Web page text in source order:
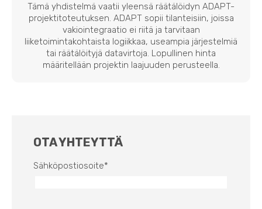
Tämä yhdistelmä vaatii yleensä räätälöidyn ADAPT-
projektitoteutuksen. ADAPT sopii tilanteisiin, joissa
vakiointegraatio ei riitä ja tarvitaan
liiketoimintakohtaista logiikkaa, useampia järjestelmiä
tai räätälöityjä datavirtoja. Lopullinen hinta
määritellään projektin laajuuden perusteella.
OTA YHTEYTTÄ
Sähköpostiosoite*